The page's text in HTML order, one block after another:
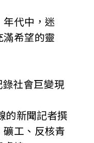
年代中，迷
滿希望的靈
社會巨變現
的新聞記者撰
礦工、反核青